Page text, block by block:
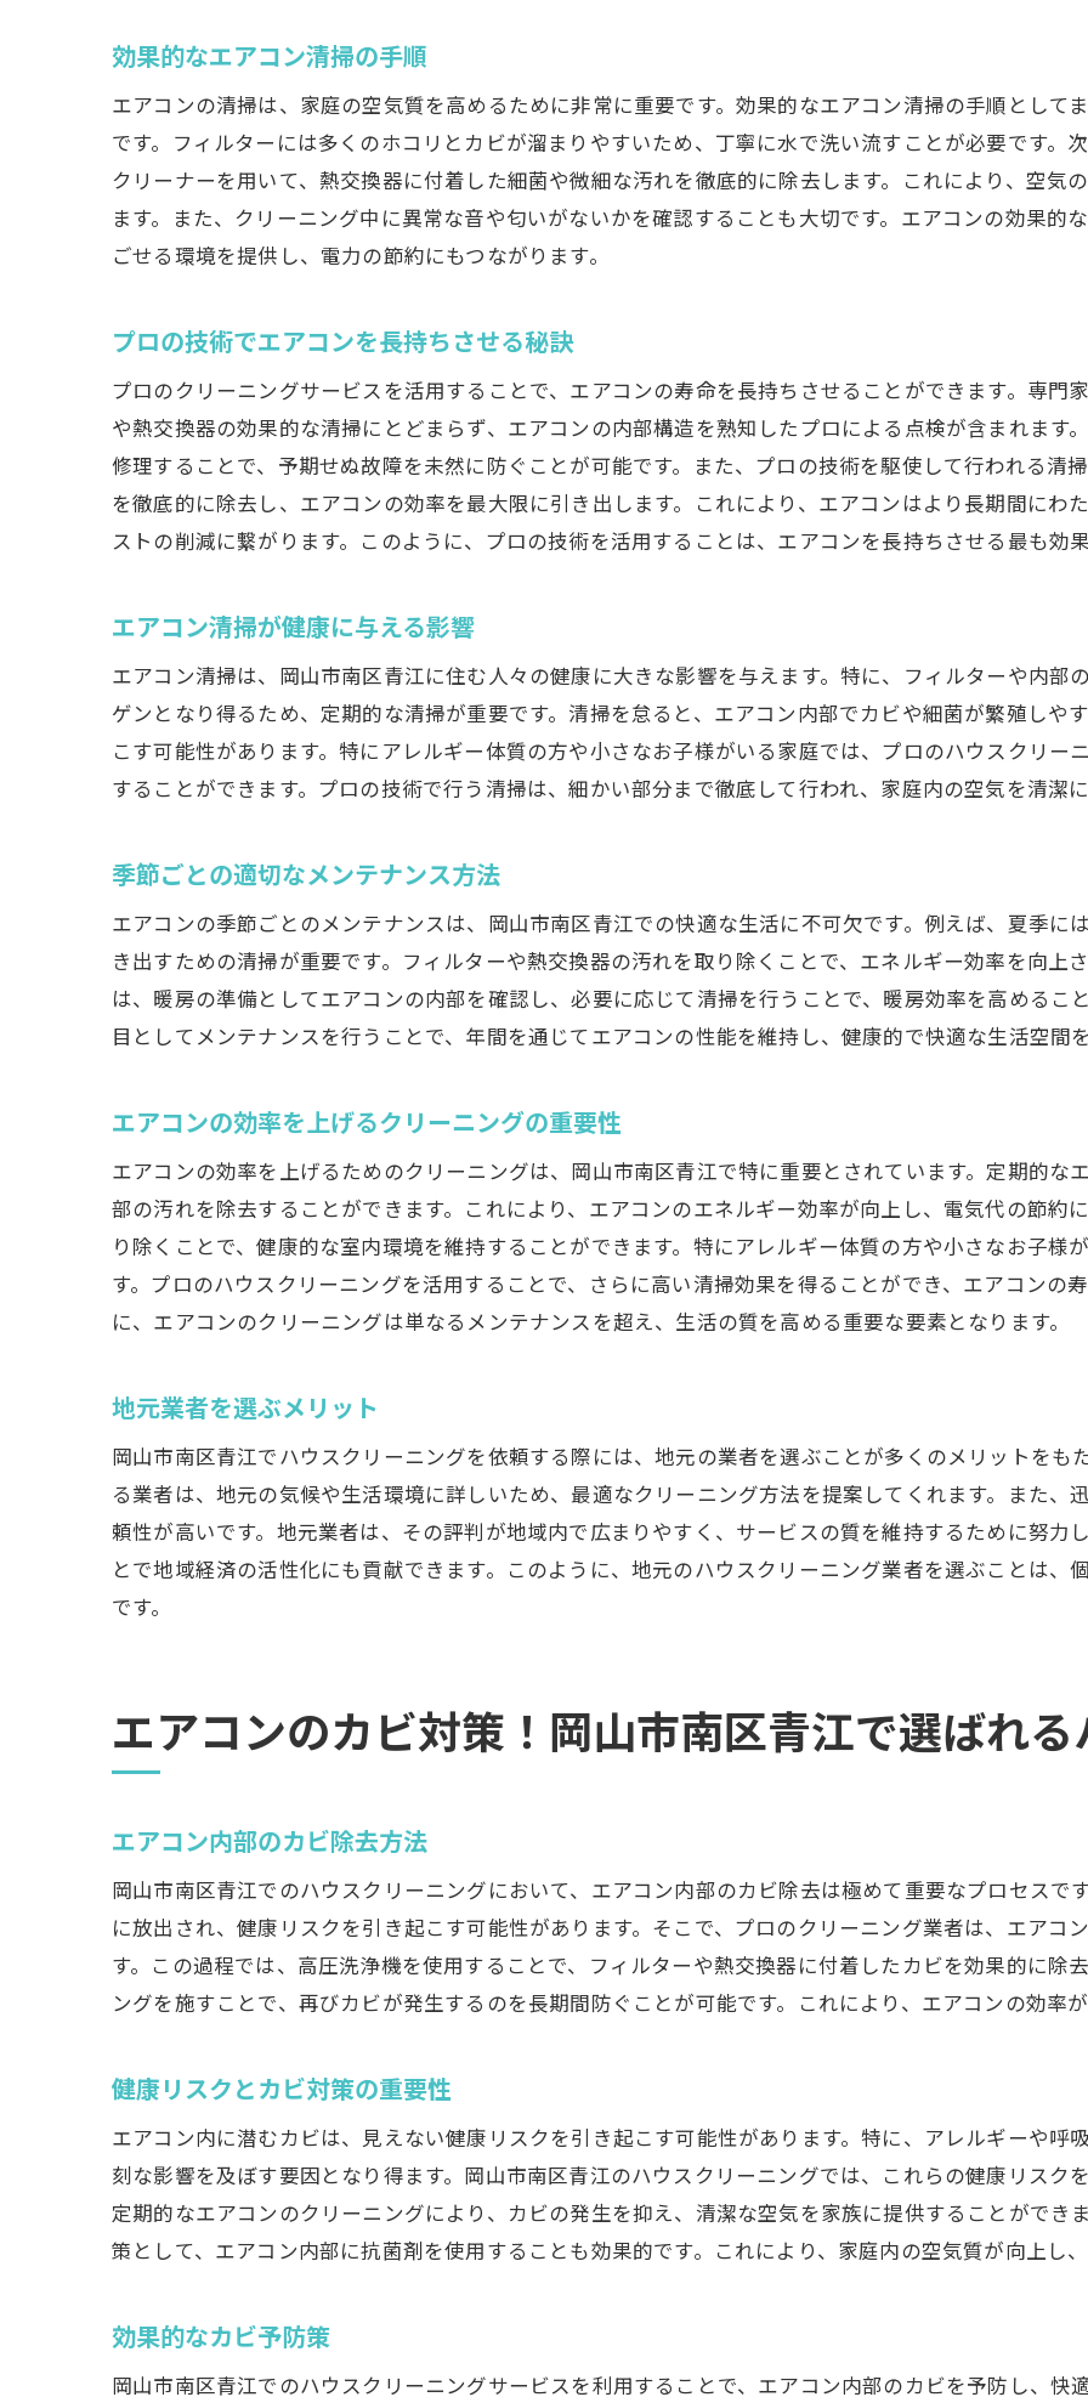
効果的なカビ予防策
地元業者のカビ対策技術
カビが引き起こすトラブルとその解決策
プロのクリーニングで安心安全な環境を
地域密着型サービス！青江のハウスクリーニング業者の特徴
信頼できる業者の選び方
顧客満足度を向上させるための取り組み
青江の専門業者の強み
地域密着型のメリット
地域住民からの評価と口コミ
プロに聞く！青江でのエアコンクリーニングの重要性と効果
クリーニングによるエアコン寿命の延長
専門的な技術とその利点
アレルゲンの除去方法
エアコンがアレルギーに与える影響
予防策としての定期クリーニング
健康維持に役立つクリーニング
住環境改善のためのクリーニングサービス
快適な生活空間を保つコツ
プロフェッショナルによる品質保証
エアコンだけでない、家全体のクリーニング
地元業者が語る！岡山市南区青江でのエアコンクリーニング
最新技術を導入したエアコンクリーニング
過去と現在のクリーニング技術の違い
クリーニング技術の進化がもたらす利点
未来につながるクリーニング技術
青江で安心して任せられるハウスクリーニング業者の選び方
専門性と経験を重視する理由
安全性に配慮したサービス選び
価格とサービス内容のバランス
顧客サポートの充実度をチェック
効果的なエアコン清掃の手順
エアコンの清掃は、家庭の空気質を高めるために非常に重要です。効果的なエアコン清掃の手順として
です。フィルターには多くのホコリとカビが溜まりやすいため、丁寧に水で洗い流すことが必要です。
クリーナーを用いて、熱交換器に付着した細菌や微細な汚れを徹底的に除去します。これにより、空気
ます。また、クリーニング中に異常な音や匂いがないかを確認することも大切です。エアコンの効果的
ごせる環境を提供し、電力の節約にもつながります。
プロの技術でエアコンを長持ちさせる秘訣
プロのクリーニングサービスを活用することで、エアコンの寿命を長持ちさせることができます。専門
や熱交換器の効果的な清掃にとどまらず、エアコンの内部構造を熟知したプロによる点検が含まれます
修理することで、予期せぬ故障を未然に防ぐことが可能です。また、プロの技術を駆使して行われる清
を徹底的に除去し、エアコンの効率を最大限に引き出します。これにより、エアコンはより長期間にわ
ストの削減に繋がります。このように、プロの技術を活用することは、エアコンを長持ちさせる最も効
エアコン清掃が健康に与える影響
エアコン清掃は、岡山市南区青江に住む人々の健康に大きな影響を与えます。特に、フィルターや内部
ゲンとなり得るため、定期的な清掃が重要です。清掃を怠ると、エアコン内部でカビや細菌が繁殖しや
こす可能性があります。特にアレルギー体質の方や小さなお子様がいる家庭では、プロのハウスクリー
することができます。プロの技術で行う清掃は、細かい部分まで徹底して行われ、家庭内の空気を清潔
季節ごとの適切なメンテナンス方法
エアコンの季節ごとのメンテナンスは、岡山市南区青江での快適な生活に不可欠です。例えば、夏季に
き出すための清掃が重要です。フィルターや熱交換器の汚れを取り除くことで、エネルギー効率を向上
は、暖房の準備としてエアコンの内部を確認し、必要に応じて清掃を行うことで、暖房効率を高めるこ
目としてメンテナンスを行うことで、年間を通じてエアコンの性能を維持し、健康的で快適な生活空間
エアコンの効率を上げるクリーニングの重要性
エアコンの効率を上げるためのクリーニングは、岡山市南区青江で特に重要とされています。定期的な
部の汚れを除去することができます。これにより、エアコンのエネルギー効率が向上し、電気代の節約
り除くことで、健康的な室内環境を維持することができます。特にアレルギー体質の方や小さなお子様
す。プロのハウスクリーニングを活用することで、さらに高い清掃効果を得ることができ、エアコンの
に、エアコンのクリーニングは単なるメンテナンスを超え、生活の質を高める重要な要素となります。
地元業者を選ぶメリット
岡山市南区青江でハウスクリーニングを依頼する際には、地元の業者を選ぶことが多くのメリットをも
る業者は、地元の気候や生活環境に詳しいため、最適なクリーニング方法を提案してくれます。また、
頼性が高いです。地元業者は、その評判が地域内で広まりやすく、サービスの質を維持するために努力
とで地域経済の活性化にも貢献できます。このように、地元のハウスクリーニング業者を選ぶことは、
です。
エアコンのカビ対策！岡山市南区青江で選ばれ
エアコン内部のカビ除去方法
岡山市南区青江でのハウスクリーニングにおいて、エアコン内部のカビ除去は極めて重要なプロセスで
に放出され、健康リスクを引き起こす可能性があります。そこで、プロのクリーニング業者は、エアコ
す。この過程では、高圧洗浄機を使用することで、フィルターや熱交換器に付着したカビを効果的に除
ングを施すことで、再びカビが発生するのを長期間防ぐことが可能です。これにより、エアコンの効率
健康リスクとカビ対策の重要性
エアコン内に潜むカビは、見えない健康リスクを引き起こす可能性があります。特に、アレルギーや呼
刻な影響を及ぼす要因となり得ます。岡山市南区青江のハウスクリーニングでは、これらの健康リスク
定期的なエアコンのクリーニングにより、カビの発生を抑え、清潔な空気を家族に提供することができ
策として、エアコン内部に抗菌剤を使用することも効果的です。これにより、家庭内の空気質が向上し
効果的なカビ予防策
岡山市南区青江でのハウスクリーニングサービスを利用することで、エアコン内部のカビを予防し、快